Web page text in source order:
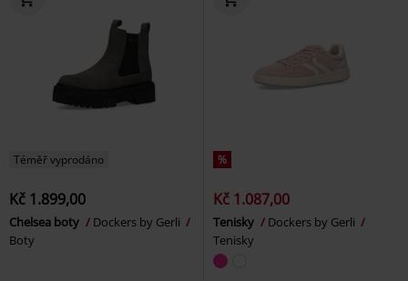
Téměř vyprodáno
Kč 1.899,00
Chelsea boty
Dockers by Gerli
Boty
%
Kč 1.087,00
Tenisky
Dockers by Gerli
Tenisky